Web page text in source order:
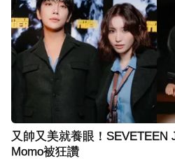
又帥又美就養眼！SEVETEEN
Momo被狂讚